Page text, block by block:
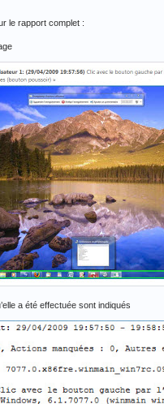
le rapport complet :
a été effectuée sont indiqués